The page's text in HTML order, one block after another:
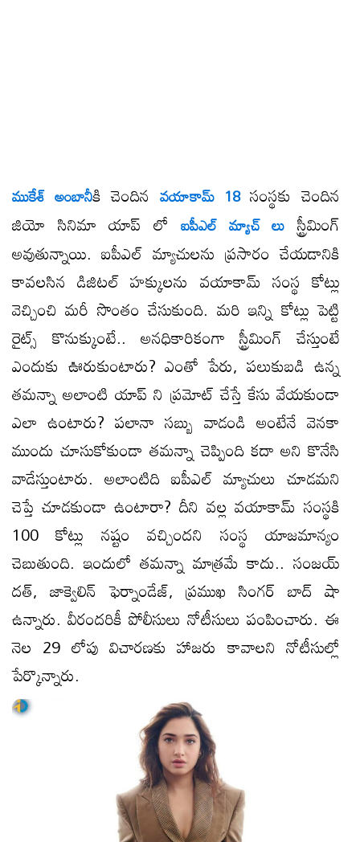
ముకేశ్ అంబానీకి చెందినవయాకామ్ 18సంస్థకు చెందిన
జియో సినిమా యాప్ లోఐపీఎల్ మ్యాచ్ లు స్ట్రీమింగ్
అవుతున్నాయి. ఐపీఎల్ మ్యాచులను ప్రసారం చేయడానికి
కావలసిన డిజిటల్ హక్కులను వయాకామ్ సంస్థ కోట్లు
వెచ్చించి మరీ సొంతం చేసుకుంది. మరి ఇన్ని కోట్లు పెట్టి
రైట్స్ కొనుక్కుంటే.. అనధికారికంగా స్ట్రీమింగ్ చేస్తుంటే
ఎందుకు ఊరుకుంటారు? ఎంతో పేరు, పలుకుబడి ఉన్న
తమన్నా అలాంటి యాప్ ని ప్రమోట్ చేస్తే కేసు వేయకుండా
ఎలా ఉంటారు? పలానా సబ్బు వాడండి అంటేనే వెనకా
ముందు చూసుకోకుండా తమన్నా చెప్పింది కదా అని కొనేసి
వాడేస్తుంటారు. అలాంటిది ఐపీఎల్ మ్యాచులు చూడమని
చెప్తే చూడకుండా ఉంటారా? దీని వల్ల వయాకామ్ సంస్థకి
100 కోట్లు నష్టం వచ్చిందని సంస్థ యాజమాన్యం
చెబుతుంది. ఇందులో తమన్నా మాత్రమే కాదు.. సంజయ్
దత్, జాక్వెలిన్ ఫెర్నాండేజ్, ప్రముఖ సింగర్ బాద్ షా
ఉన్నారు. వీరందరికీ పోలీసులు నోటీసులు పంపించారు. ఈ
నెల 29 లోపు విచారణకు హాజరు కావాలని నోటీసుల్లో
పేర్కొన్నారు.